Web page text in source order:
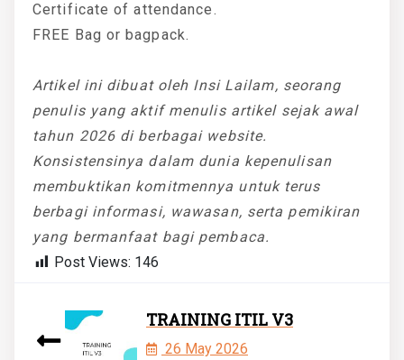
Certificate of attendance.
FREE Bag or bagpack.
Artikel ini dibuat oleh Insi Lailam, seorang
penulis yang aktif menulis artikel sejak awal
tahun 2026 di berbagai website.
Konsistensinya dalam dunia kepenulisan
membuktikan komitmennya untuk terus
berbagi informasi, wawasan, serta pemikiran
yang bermanfaat bagi pembaca.
Post Views: 146
TRAINING ITIL V3
26 May 2026